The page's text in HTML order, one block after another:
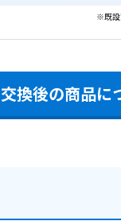
※既設
交換後の商品に